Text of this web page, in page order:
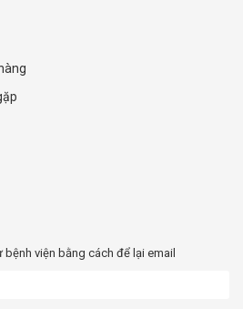
viện bằng cách để lại email